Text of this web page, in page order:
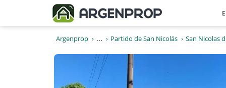
Argenprop ... Partido de San Nicolás San Nicolas